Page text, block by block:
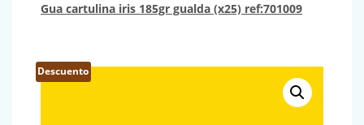
gua cartulina iris 185gr gualda (x25) ref:701009
Descuento